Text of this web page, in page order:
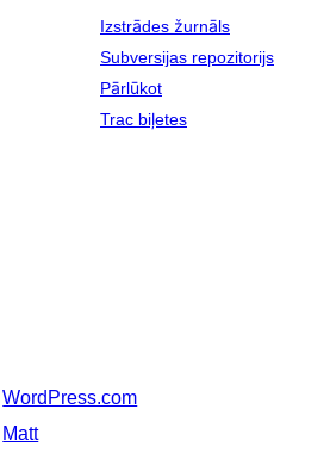
Izstrādes žurnāls
Subversijas repozitorijs
Pārlūkot
Trac biļetes
WordPress.com
Matt